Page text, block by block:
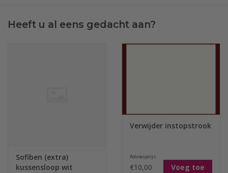
Heeft u al eens gedacht aan?
Sofiben (extra)
kussensloop wit
Verwijder instopstrook
Adviesprijs:
€10,00 Voeg toe